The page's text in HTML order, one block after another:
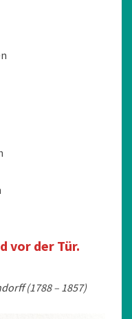
vor der Tür.
(1788 – 1857)